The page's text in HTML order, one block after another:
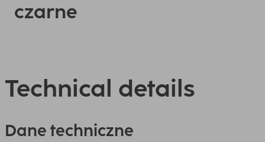
czarne
Technical details
Dane techniczne